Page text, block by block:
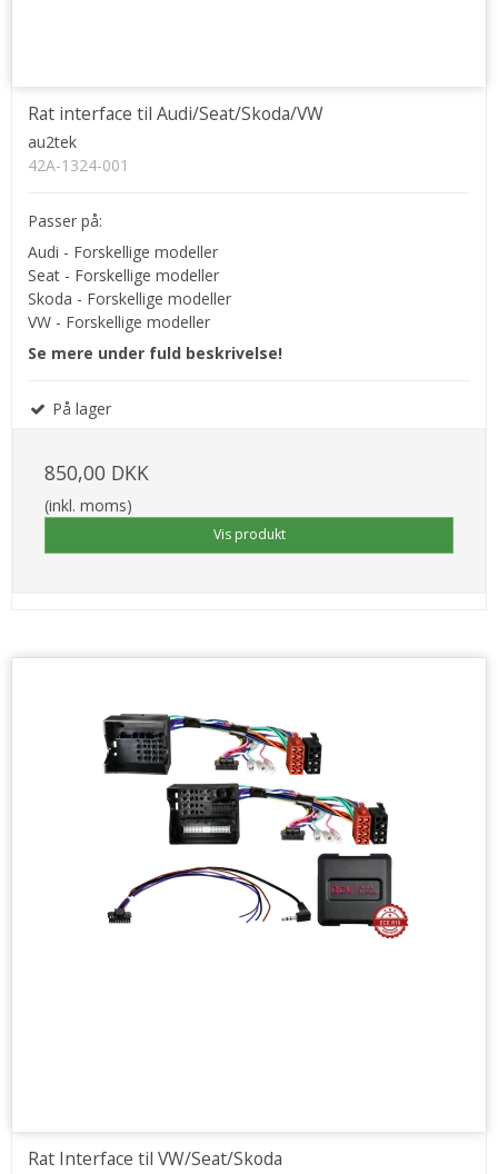
Rat interface til Audi/Seat/Skoda/VW
au2tek
42A-1324-001
Passer på:
Audi - Forskellige modeller
Seat - Forskellige modeller
Skoda - Forskellige modeller
VW - Forskellige modeller
Se mere under fuld beskrivelse!
På lager
850,00 DKK
(inkl. moms)
Vis produkt
Rat Interface til VW/Seat/Skoda